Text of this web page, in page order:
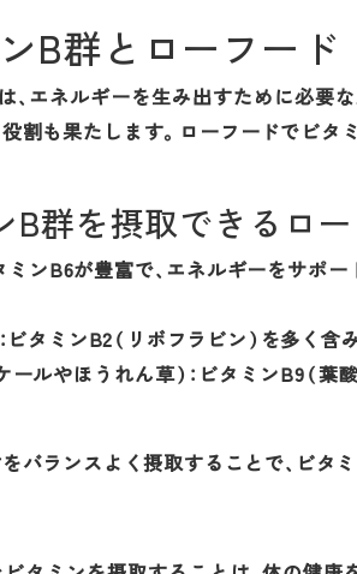
B群とローフード
、エネルギーを生み出すために必要
割も果たします。ローフードでビタ
B群を摂取できるロ
ミンB6が豊富で、エネルギーをサポ
ビタミンB2（リボフラビン）を多く含
ールやほうれん草）：ビタミンB9（
バランスよく摂取することで、ビタ